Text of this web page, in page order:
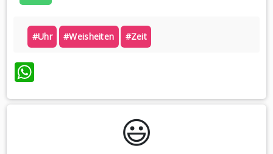
#uhr #weisheiten #zeit
WhatsApp
😃️